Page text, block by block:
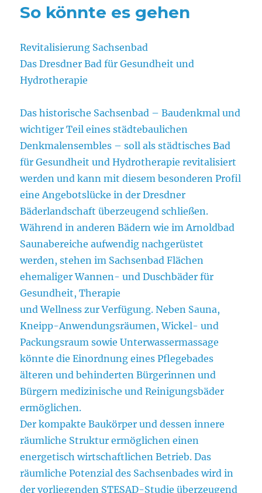
So könnte es gehen
Revitalisierung Sachsenbad
Das Dresdner Bad für Gesundheit und
Hydrotherapie
Das historische Sachsenbad – Baudenkmal und
wichtiger Teil eines städtebaulichen
Denkmalensembles – soll als städtisches Bad
für Gesundheit und Hydrotherapie revitalisiert
werden und kann mit diesem besonderen Profil
eine Angebotslücke in der Dresdner
Bäderlandschaft überzeugend schließen.
Während in anderen Bädern wie im Arnoldbad
Saunabereiche aufwendig nachgerüstet
werden, stehen im Sachsenbad Flächen
ehemaliger Wannen- und Duschbäder für
Gesundheit, Therapie
und Wellness zur Verfügung. Neben Sauna,
Kneipp-Anwendungsräumen, Wickel- und
Packungsraum sowie Unterwassermassage
könnte die Einordnung eines Pflegebades
älteren und behinderten Bürgerinnen und
Bürgern medizinische und Reinigungsbäder
ermöglichen.
Der kompakte Baukörper und dessen innere
räumliche Struktur ermöglichen einen
energetisch wirtschaftlichen Betrieb. Das
räumliche Potenzial des Sachsenbades wird in
der vorliegenden STESAD-Studie überzeugend